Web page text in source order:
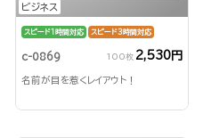
ビジネス
スピード1時間対応 スピード3時間対応
c-0869 100枚 2,530円
名前が目を惹くレイアウト！